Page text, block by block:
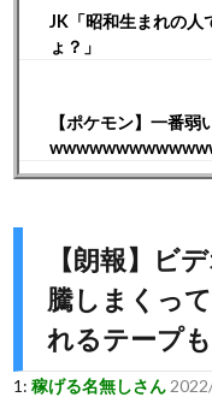
JK「昭和生まれの人
ょ？」
【ポケモン】一番
【朗報】ビ
騰しまくっ
れるテープも
1: 稼げる名無しさん